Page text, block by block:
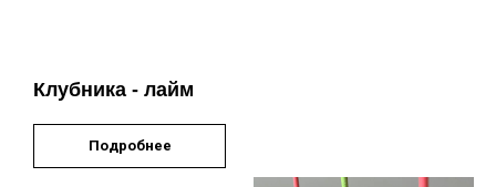
Клубника - лайм
Подробнее